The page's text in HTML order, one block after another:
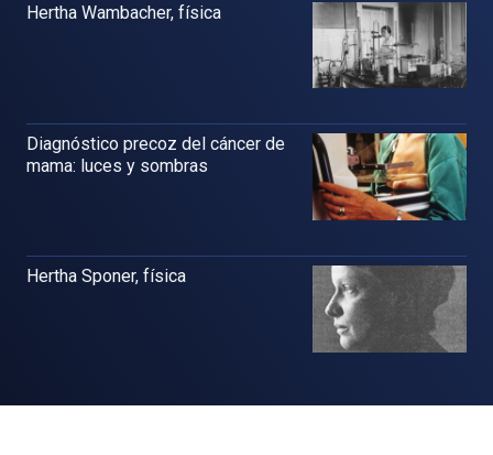
Hertha Wambacher, física
Diagnóstico precoz del cáncer de
mama: luces y sombras
Hertha Sponer, física